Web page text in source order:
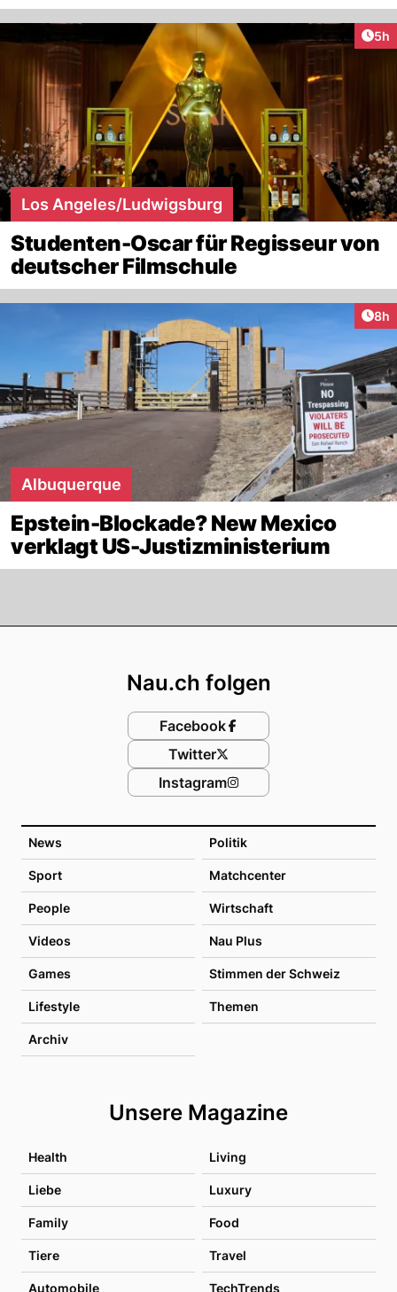
5h
Los Angeles/Ludwigsburg
Studenten-Oscar für Regisseur von
deutscher Filmschule
8h
Albuquerque
Epstein-Blockade? New Mexico
verklagt US-Justizministerium
News Politik
Sport Matchcenter
People Wirtschaft
Videos Nau Plus
Games Stimmen der Schweiz
Lifestyle Themen
Archiv
Unsere Magazine
Health Living
Liebe Luxury
Family Food
Tiere Travel
Automobile TechTrends
Nau.ch folgen
Facebook
Twitter
Instagram